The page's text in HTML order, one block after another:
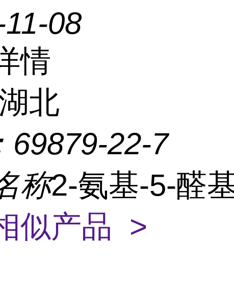
08
情
北
69879-22-7
称2-氨基-5-醛
似产品 >